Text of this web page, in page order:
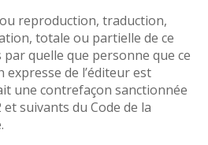
reproduction, traduction,
totale ou partielle de ce
quelle que personne que ce
expresse de l’éditeur est
une contrefaçon sanctionnée
suivants du Code de la